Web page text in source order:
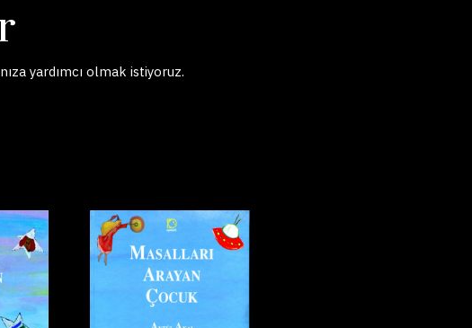
yardımcı olmak istiyoruz.